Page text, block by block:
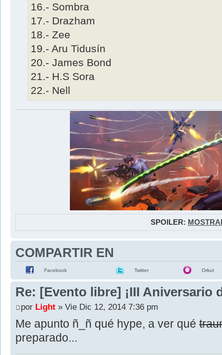
16.- Sombra
17.- Drazham
18.- Zee
19.- Aru Tidusín
20.- James Bond
21.- H.S Sora
22.- Nell
SPOILER:
COMPARTIR EN
Facebook Twitter Orkut
Re: [Evento libre] ¡III Aniversario
por Light » Vie Dic 12, 2014 7:36 pm
Me apunto ñ_ñ qué hype, a ver qué
preparado...